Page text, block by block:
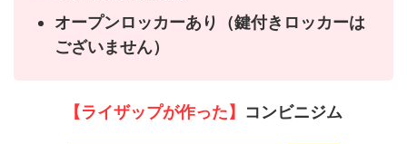
オープンロッカーあり（鍵付きロッカーは
ございません）
【ライザップが作った】 コンビニジム